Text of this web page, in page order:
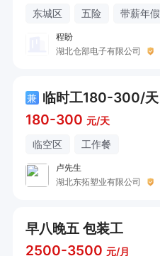
东城区 五险 带薪年假
程盼
湖北仓部电子有限公司
兼 临时工180-300/天
180-300 元/天
临空区 工作餐
卢先生
湖北东拓塑业有限公司
早八晚五 包装工
2500-3500 元/月